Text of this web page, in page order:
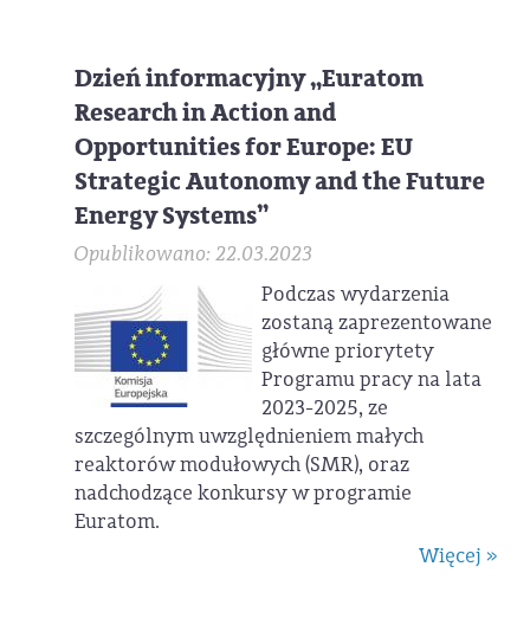
Dzień informacyjny „Euratom
Research in Action and
Opportunities for Europe: EU
Strategic Autonomy and the Future
Energy Systems”
Opublikowano: 22.03.2023
Podczas wydarzenia
zostaną zaprezentowane
główne priorytety
Programu pracy na lata
2023-2025, ze
szczególnym uwzględnieniem małych
reaktorów modułowych (SMR), oraz
nadchodzące konkursy w programie
Euratom.
Więcej »